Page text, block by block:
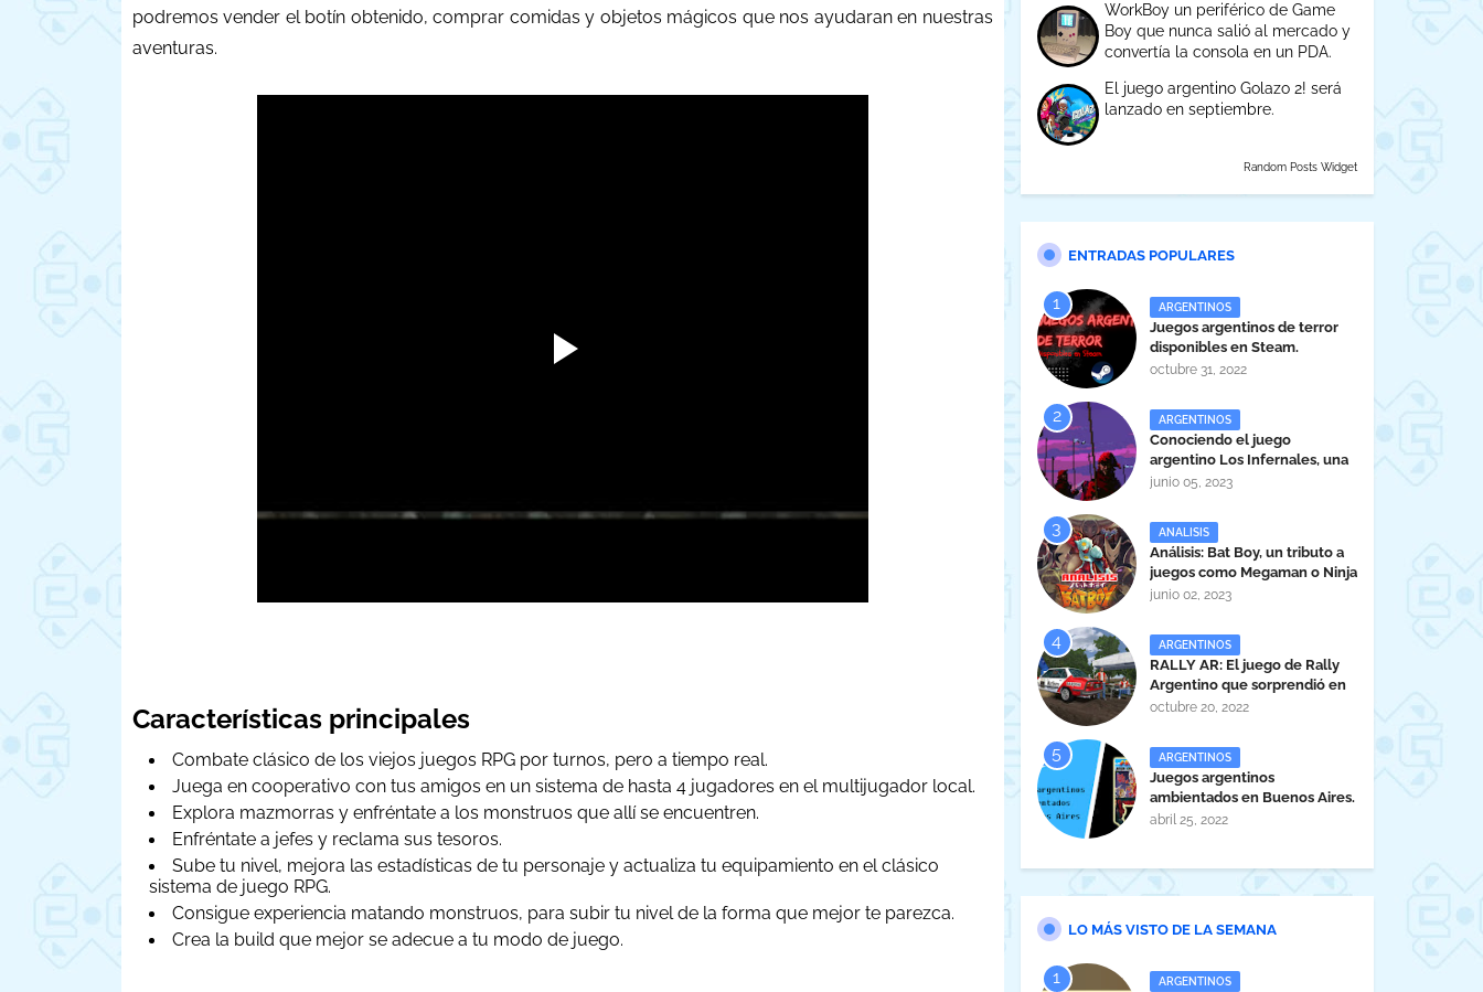
podremos vender el botín obtenido, comprar comidas y objetos mágicos que nos ayudaran en nuestras
aventuras.
Características principales
Combate clásico de los viejos juegos RPG por turnos, pero a tiempo real.
Juega en cooperativo con tus amigos en un sistema de hasta 4 jugadores en el multijugador local.
Explora mazmorras y enfréntate a los monstruos que allí se encuentren.
Enfréntate a jefes y reclama sus tesoros.
Sube tu nivel, mejora las estadísticas de tu personaje y actualiza tu equipamiento en el clásico
sistema de juego RPG.
Consigue experiencia matando monstruos, para subir tu nivel de la forma que mejor te parezca.
Crea la build que mejor se adecue a tu modo de juego.
WorkBoy un periférico de Game
Boy que nunca salió al mercado y
convertía la consola en un PDA.
El juego argentino Golazo 2! será
lanzado en septiembre.
Random Posts Widget
ENTRADAS POPULARES
ARGENTINOS
Juegos argentinos de terror
disponibles en Steam.
octubre 31, 2022
ARGENTINOS
Conociendo el juego
argentino Los Infernales, una
maravilla tucumana
junio 05, 2023
ANALISIS
Análisis: Bat Boy, un tributo a
juegos como Megaman o Ninja
Gaiden
junio 02, 2023
ARGENTINOS
RALLY AR: El juego de Rally
Argentino que sorprendió en
la EVA 2022.
octubre 20, 2022
ARGENTINOS
Juegos argentinos
ambientados en Buenos Aires.
abril 25, 2022
LO MÁS VISTO DE LA SEMANA
ARGENTINOS